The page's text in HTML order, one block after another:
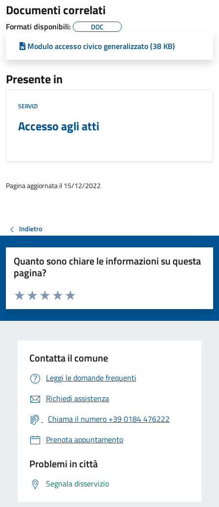
Documenti correlati
Formati disponibili: DOC
Modulo accesso civico generalizzato (38 KB)
Presente in
SERVIZI
Accesso agli atti
Pagina aggiornata il 15/12/2022
Indietro
Quanto sono chiare le informazioni su questa
pagina?
Valuta da 1 a 5 stelle la pagina
Valuta 5 stelle su 5
Valuta 4 stelle su 5
Valuta 3 stelle su 5
Valuta 2 stelle su 5
Valuta 1 stelle su 5
Contatta il comune
Leggi le domande frequenti
Richiedi assistenza
Chiama il numero +39 0184 476222
Prenota appuntamento
Problemi in città
Segnala disservizio